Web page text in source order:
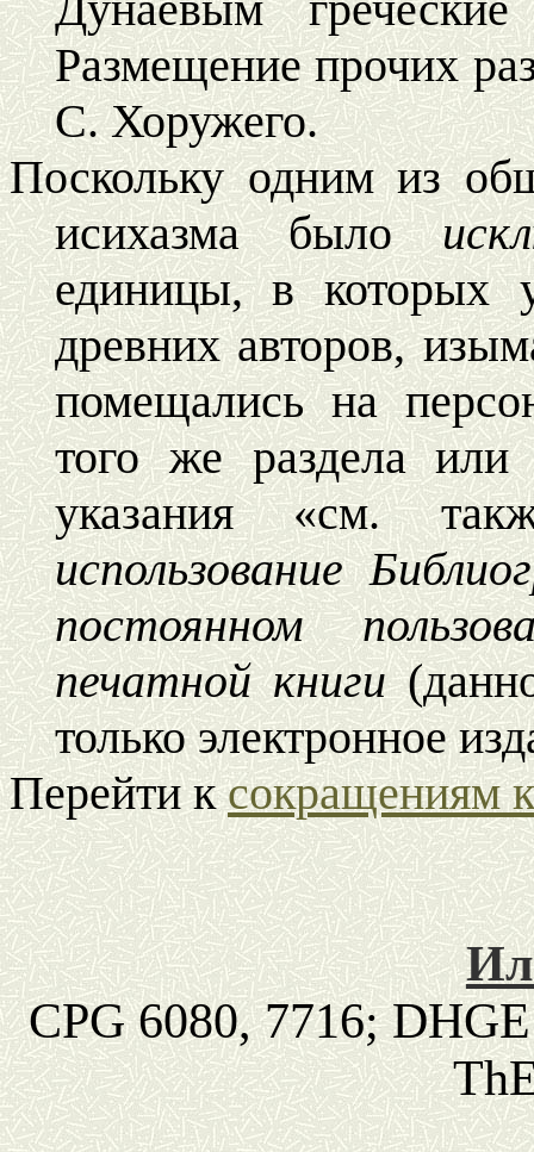
Размещение прочих
С. Хоружего.
Поскольку одним из
исихазма было
единицы, в которых
древних авторов,
помещались на
того же раздела
указания «см.
использование
постоянном
печатной книги
только электронное
Перейти ксокращениям
CPG6080, 7716;DHGE